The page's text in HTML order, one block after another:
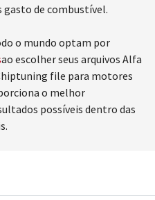
de combustível.
o mundo optam por
ao escolher seus arquivos Alfa
file para motores
o melhor
possíveis dentro das